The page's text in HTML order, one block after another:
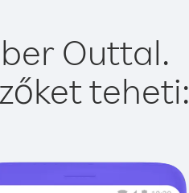
Outtal.
teheti: